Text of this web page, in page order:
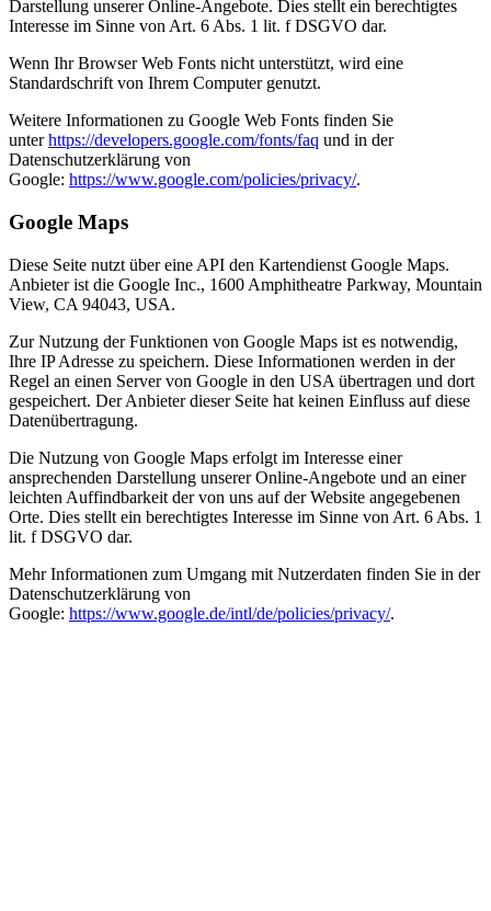
Darstellung unserer Online-Angebote. Dies stellt ein berechtigtes
Interesse im Sinne von Art. 6 Abs. 1 lit. f DSGVO dar.
Wenn Ihr Browser Web Fonts nicht unterstützt, wird eine
Standardschrift von Ihrem Computer genutzt.
Weitere Informationen zu Google Web Fonts finden Sie
unterhttps://developers.google.com/fonts/faq und in der
Datenschutzerklärung von
Google: https://www.google.com/policies/privacy/.
Google Maps
Diese Seite nutzt über eine API den Kartendienst Google Maps.
Anbieter ist die Google Inc., 1600 Amphitheatre Parkway, Mountain
View, CA 94043, USA.
Zur Nutzung der Funktionen von Google Maps ist es notwendig,
Ihre IP Adresse zu speichern. Diese Informationen werden in der
Regel an einen Server von Google in den USA übertragen und dort
gespeichert. Der Anbieter dieser Seite hat keinen Einfluss auf diese
Datenübertragung.
Die Nutzung von Google Maps erfolgt im Interesse einer
ansprechenden Darstellung unserer Online-Angebote und an einer
leichten Auffindbarkeit der von uns auf der Website angegebenen
Orte. Dies stellt ein berechtigtes Interesse im Sinne von Art. 6 Abs. 1
lit. f DSGVO dar.
Mehr Informationen zum Umgang mit Nutzerdaten finden Sie in der
Datenschutzerklärung von
Google: https://www.google.de/intl/de/policies/privacy/.